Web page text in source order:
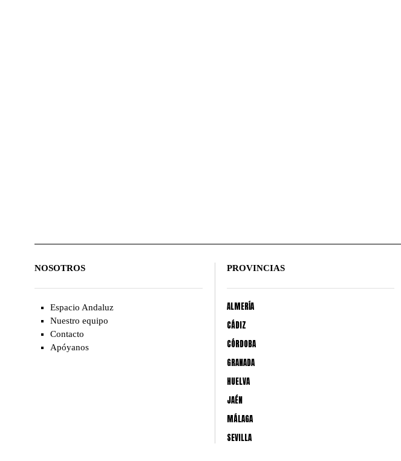
NOSOTROS
Espacio Andaluz
Nuestro equipo
Contacto
Apóyanos
PROVINCIAS
ALMERÍA
CÁDIZ
CÓRDOBA
GRANADA
HUELVA
JAÉN
MÁLAGA
SEVILLA